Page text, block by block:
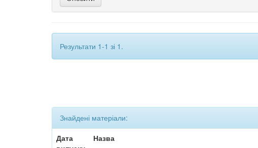
Результати 1-1 зі 1.
Знайдені матеріали:
Дата
Назва